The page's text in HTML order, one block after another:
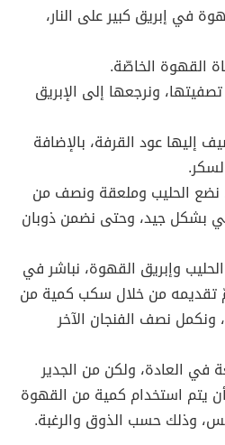
في إبريق كبير على النار،
القهوة الخاصّة.
ونرجعها إلى الإبريق
إليها عود القرفة، بالإضافة
نضع الحليب وملعقة ونصف من
بشكل جيد، وحتى نضمن ذوبان
وإبريق القهوة، نباشر في
تقديمه من خلال سكب كمية من
ونكمل نصف الفنجان الآخر
في العادة، ولكن من الجدير
يتم استخدام كمية من القهوة
وذلك حسب الذوق والرغبة.